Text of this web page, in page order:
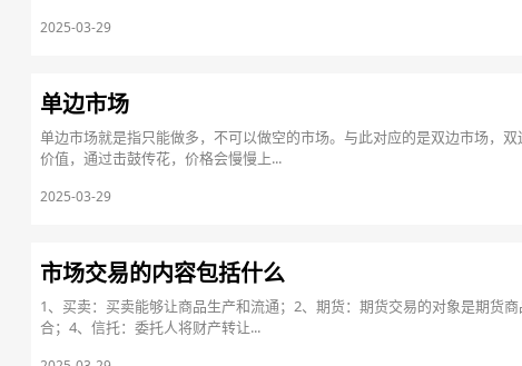
2025-03-29
单边市场
单边市场就是指只能做多，不可以做空的市场。与此对应的是双边市场，
价值，通过击鼓传花，价格会慢慢上...
2025-03-29
市场交易的内容包括什么
1、买卖：买卖能够让商品生产和流通；2、期货：期货交易的对象是期货
合；4、信托：委托人将财产转让...